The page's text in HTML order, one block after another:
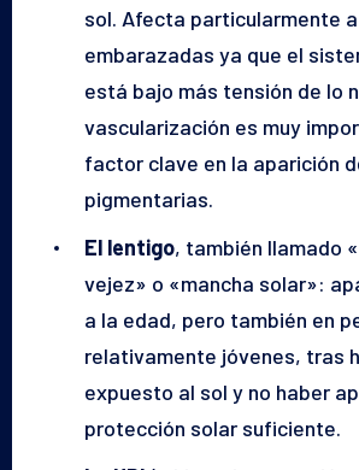
sol. Afecta particularmente
embarazadas ya que el
está bajo más tensión de lo
vascularización es muy
factor clave en la aparición
pigmentarias.
El lentigo, también llamado
vejez» o «mancha solar»:
a la edad, pero también en
relativamente jóvenes, tras
expuesto al sol y no haber
protección solar suficiente.